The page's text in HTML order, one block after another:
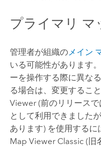
プライマリ マ
管理者が組織のメイン
いる可能性があります
ーを操作する際に異な
る場合は、変更するこ
Viewer(前のリリースで
として利用できました
あります) を使用するに
Map Viewer Classic (旧